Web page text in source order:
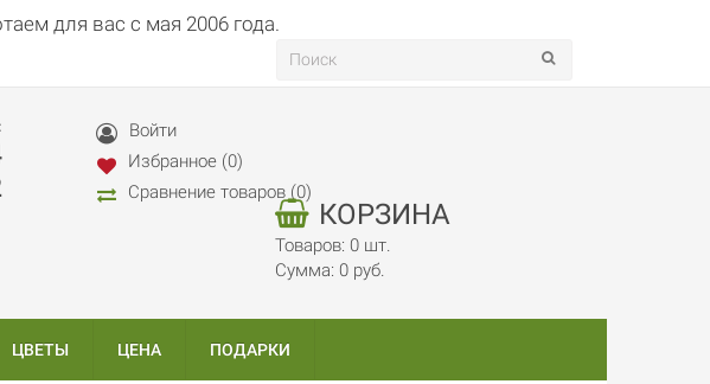
Войти
Избранное (0)
Сравнение товаров (0)
КОРЗИНА
Товаров: 0 шт.
Сумма: 0 руб.
ЦВЕТЫ ЦЕНА ПОДАРКИ